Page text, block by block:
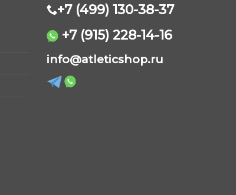
можно
выбрать
на
странице
товара.
+7 (499) 130-38-37
+7 (915) 228-14-16
info@atleticshop.ru
Обычно отвечаем быстро